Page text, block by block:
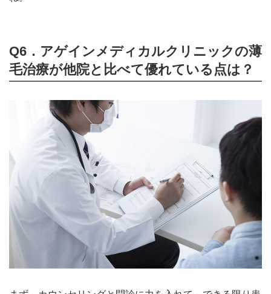
Q6．アゲインメディカルクリニックの薄
毛治療が他院と比べて優れている点は？